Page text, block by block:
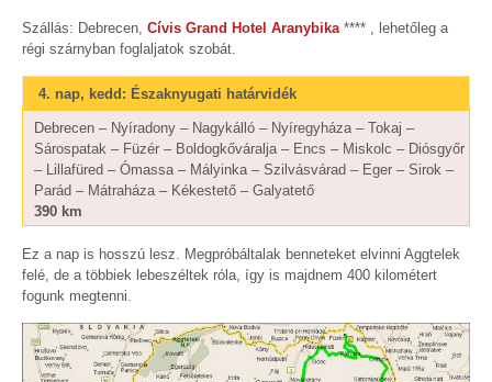
Szállás: Debrecen, Cívis Grand Hotel Aranybika **** , lehetőleg a
régi szárnyban foglaljatok szobát.
4. nap, kedd: Északnyugati határvidék
Debrecen – Nyíradony – Nagykálló – Nyíregyháza – Tokaj –
Sárospatak – Füzér – Boldogkőváralja – Encs – Miskolc – Diósgyőr
– Lillafüred – Ómassa – Mályinka – Szilvásvárad – Eger – Sirok –
Parád – Mátraháza – Kékestető – Galyatető
390 km
Ez a nap is hosszú lesz. Megpróbáltalak benneteket elvinni Aggtelek
felé, de a többiek lebeszéltek róla, így is majdnem 400 kilométert
fogunk megtenni.